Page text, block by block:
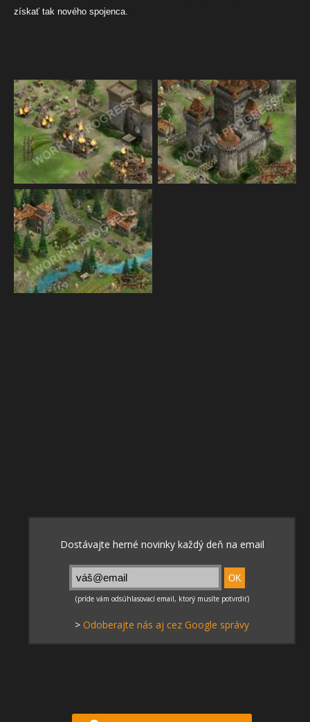
získať tak nového spojenca.
> Odoberajte nás aj cez Google správy